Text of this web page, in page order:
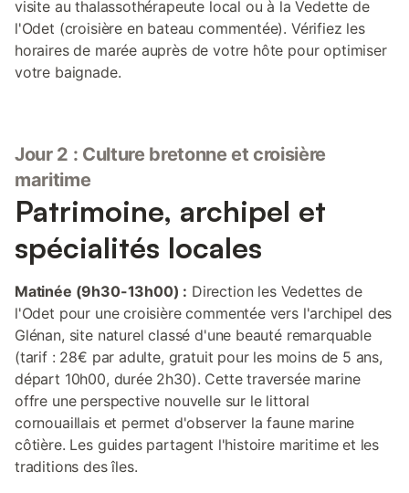
visite au thalassothérapeute local ou à la Vedette de
l'Odet (croisière en bateau commentée). Vérifiez les
horaires de marée auprès de votre hôte pour optimiser
votre baignade.
Jour 2 : Culture bretonne et croisière
maritime
Patrimoine, archipel et
spécialités locales
Matinée (9h30-13h00) : Direction les Vedettes de
l'Odet pour une croisière commentée vers l'archipel des
Glénan, site naturel classé d'une beauté remarquable
(tarif : 28€ par adulte, gratuit pour les moins de 5 ans,
départ 10h00, durée 2h30). Cette traversée marine
offre une perspective nouvelle sur le littoral
cornouaillais et permet d'observer la faune marine
côtière. Les guides partagent l'histoire maritime et les
traditions des îles.